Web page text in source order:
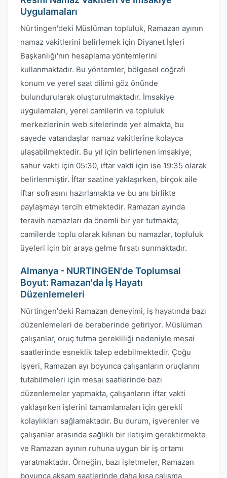
Uygulamaları
Nürtingen'deki Müslüman topluluk, Ramazan ayının
namaz vakitlerini belirlemek için Diyanet İşleri
Başkanlığı'nın hesaplama yöntemlerini
kullanmaktadır. Bu yöntemler, bölgesel coğrafi
konum ve yerel saat dilimi göz önünde
bulundurularak oluşturulmaktadır. İmsakiye
uygulamaları, yerel camilerin ve topluluk
merkezlerinin web sitelerinde yer almakta, bu
sayede vatandaşlar namaz vakitlerine kolayca
ulaşabilmektedir. Bu yıl için belirlenen imsakiye,
sahur vakti için 05:30, iftar vakti için ise 19:35 olarak
belirlenmiştir. İftar saatine yaklaşırken, birçok aile
iftar sofrasını hazırlamakta ve bu anı birlikte
paylaşmayı tercih etmektedir. Ramazan ayında
teravih namazları da önemli bir yer tutmakta;
camilerde toplu olarak kılınan bu namazlar, topluluk
üyeleri için bir araya gelme fırsatı sunmaktadır.
Almanya - NURTINGEN'de Toplumsal
Boyut: Ramazan'da İş Hayatı
Düzenlemeleri
Nürtingen'deki Ramazan deneyimi, iş hayatında bazı
düzenlemeleri de beraberinde getiriyor. Müslüman
çalışanlar, oruç tutma gerekliliği nedeniyle mesai
saatlerinde esneklik talep edebilmektedir. Çoğu
işyeri, Ramazan ayı boyunca çalışanların oruçlarını
tutabilmeleri için mesai saatlerinde bazı
düzenlemeler yapmakta, çalışanların iftar vakti
yaklaşırken işlerini tamamlamaları için gerekli
kolaylıkları sağlamaktadır. Bu durum, işverenler ve
çalışanlar arasında sağlıklı bir iletişim gerektirmekte
ve Ramazan ayının ruhuna uygun bir iş ortamı
yaratmaktadır. Örneğin, bazı işletmeler, Ramazan
boyunca akşam saatlerinde daha kısa çalışma